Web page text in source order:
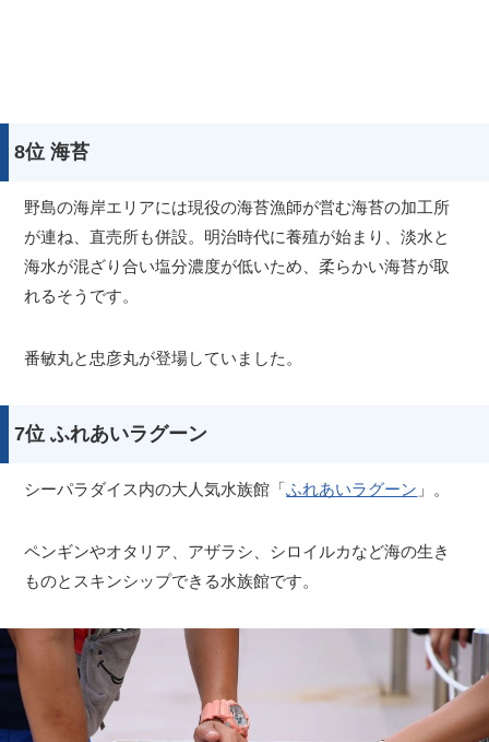
8位 海苔
野島の海岸エリアには現役の海苔漁師が営む海苔の加工所
が連ね、直売所も併設。明治時代に養殖が始まり、淡水と
海水が混ざり合い塩分濃度が低いため、柔らかい海苔が取
れるそうです。
番敏丸と忠彦丸が登場していました。
7位 ふれあいラグーン
シーパラダイス内の大人気水族館「ふれあいラグーン 」。
ペンギンやオタリア、アザラシ、シロイルカなど海の生き
ものとスキンシップできる水族館です。